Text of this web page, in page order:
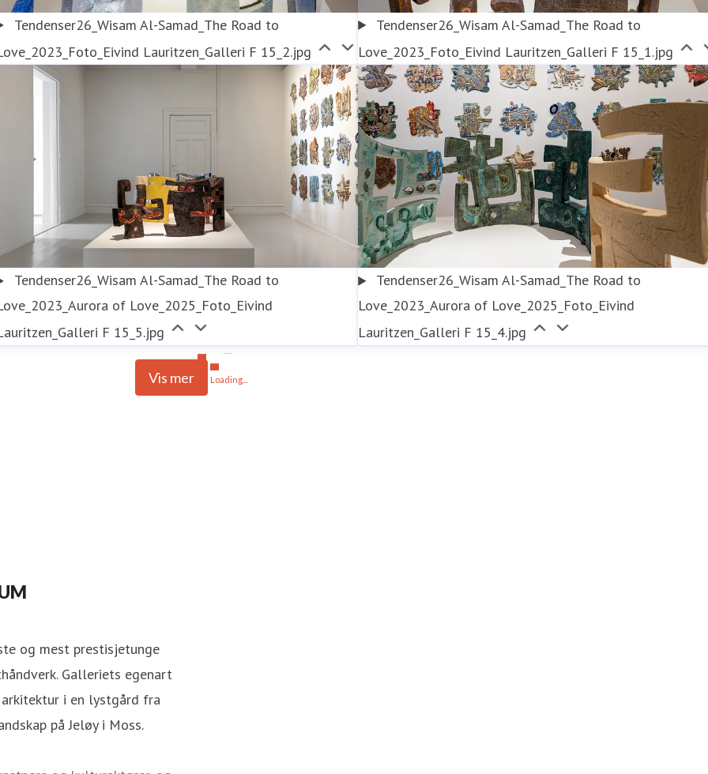
Tendenser26_Wisam Al-Samad_The Road to
Lauritzen_Galleri F 15_2.jpg
Tendenser26_Wisam Al-Samad_The Road to
Love_2023_Foto_Eivind Lauritzen_Galleri F 15_1.jpg
Tendenser26_Wisam Al-Samad_The Road to
of Love_2025_Foto_Eivind
F 15_5.jpg
Tendenser26_Wisam Al-Samad_The Road to
Love_2023_Aurora of Love_2025_Foto_Eivind
Lauritzen_Galleri F 15_4.jpg
Vis mer Loading...
og mest prestisjetunge
Galleriets egenart
i en lystgård fra
på Jeløy i Moss.